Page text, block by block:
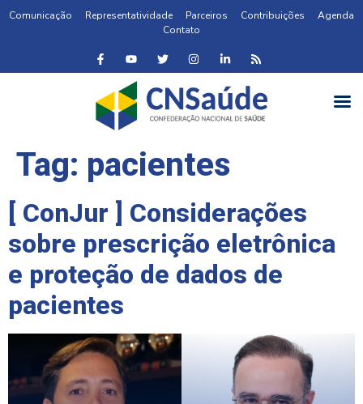
Comunicação Representatividade Parceiros Contribuições
Agenda
Contato
Tag: pacientes
[ ConJur ] Considerações
sobre prescrição eletrônica
e proteção de dados de
pacientes